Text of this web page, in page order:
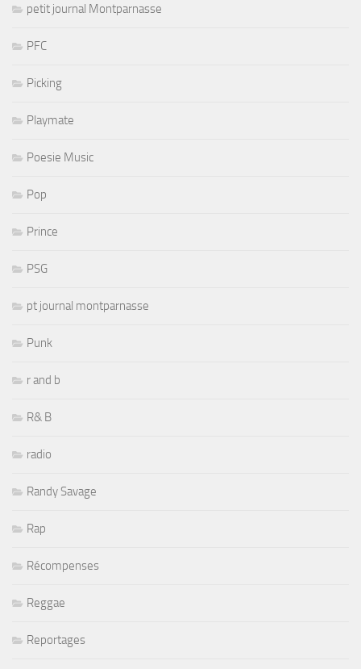
petit journal Montparnasse
PFC
Picking
Playmate
Poesie Music
Pop
Prince
PSG
pt journal montparnasse
Punk
r and b
R& B
radio
Randy Savage
Rap
Récompenses
Reggae
Reportages